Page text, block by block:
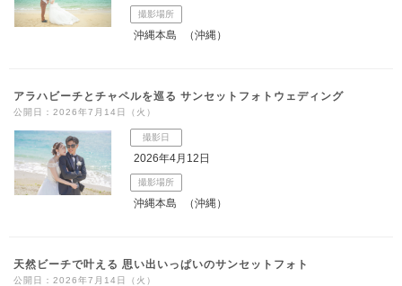
撮影場所
沖縄本島 （沖縄）
アラハビーチとチャペルを巡る サンセットフォトウェディング
公開日：2026年7月14日（火）
撮影日
2026年4月12日
撮影場所
沖縄本島 （沖縄）
天然ビーチで叶える 思い出いっぱいのサンセットフォト
公開日：2026年7月14日（火）